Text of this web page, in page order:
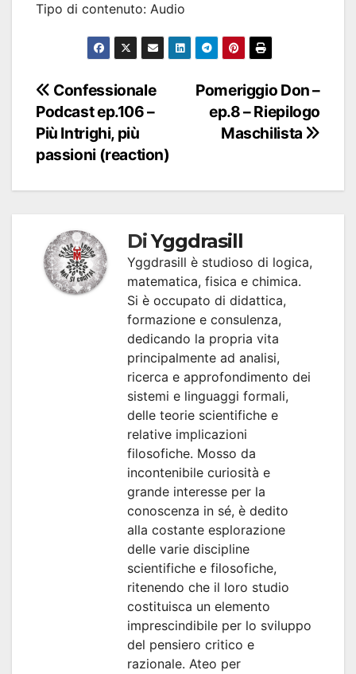
Tipo di contenuto: Audio
Navigazione
articoli
Pomeriggio Don –
ep.8 – Riepilogo
Maschilista
Confessionale
Podcast ep.106 –
Più Intrighi, più
passioni (reaction)
DiYggdrasill
Yggdrasill è studioso di logica,
matematica, fisica e chimica.
Si è occupato di didattica,
formazione e consulenza,
dedicando la propria vita
principalmente ad analisi,
ricerca e approfondimento dei
sistemi e linguaggi formali,
delle teorie scientifiche e
relative implicazioni
filosofiche. Mosso da
incontenibile curiosità e
grande interesse per la
conoscenza in sé, è dedito
alla costante esplorazione
delle varie discipline
scientifiche e filosofiche,
ritenendo che il loro studio
costituisca un elemento
imprescindibile per lo sviluppo
del pensiero critico e
razionale. Ateo per